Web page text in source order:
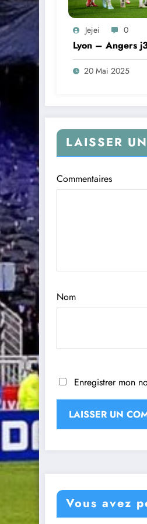
Jejei 0
Lyon – Angers
20 Mai 2025
LAISSER
Commentaires
Nom
Enregistrer mon
Vous avez